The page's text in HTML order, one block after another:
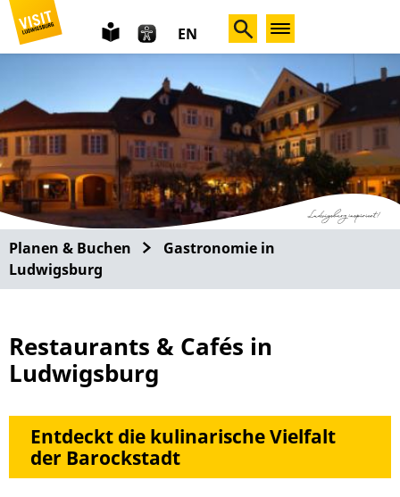
leichte
Sprache
EN
Planen & Buchen
Gastronomie in
Ludwigsburg
Restaurants & Cafés in
Ludwigsburg
Entdeckt die kulinarische Vielfalt
der Barockstadt